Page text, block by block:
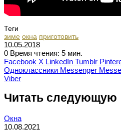
Теги
зиме окна приготовить
10.05.2018
0 Время чтения: 5 мин.
Facebook X LinkedIn Tumblr
Одноклассники Messenger
Viber
Читать следующую
Окна
10.08.2021